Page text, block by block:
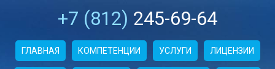
+7 (812) 245-69-64
ГЛАВНАЯ КОМПЕТЕНЦИИ УСЛУГИ ЛИЦЕНЗИИ